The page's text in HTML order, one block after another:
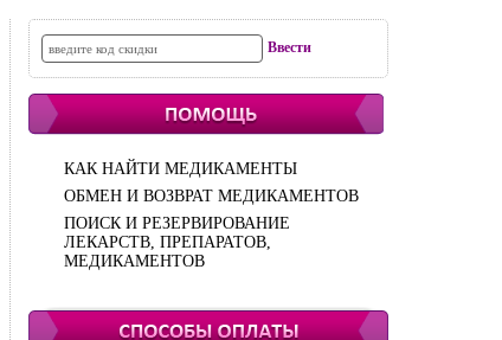
КАК НАЙТИ МЕДИКАМЕНТЫ
ОБМЕН И ВОЗВРАТ МЕДИКАМЕНТОВ
ПОИСК И РЕЗЕРВИРОВАНИЕ
ЛЕКАРСТВ, ПРЕПАРАТОВ,
МЕДИКАМЕНТОВ